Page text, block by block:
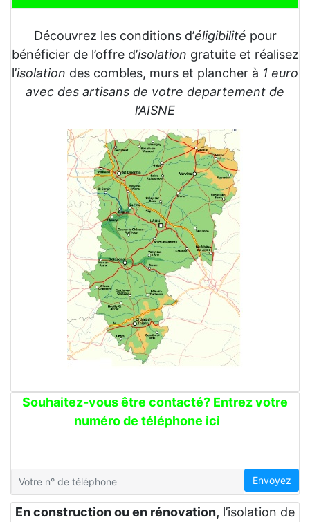
Découvrez les conditions d’éligibilité pour
bénéficier de l’offre d’isolation gratuite et réalisez
l’isolation des combles, murs et plancher à 1 euro
avec des artisans de votre departement de
l’AISNE
Souhaitez-vous être contacté? Entrez votre
numéro de téléphone ici
Envoyez
En construction ou en rénovation, l’isolation de